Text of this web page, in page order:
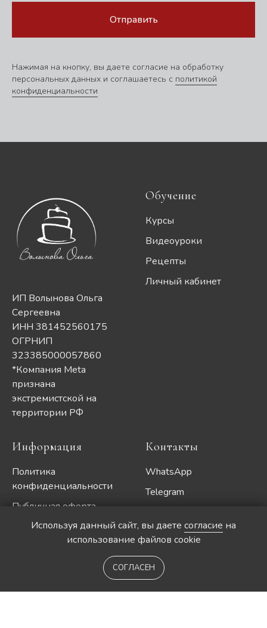
Используя данный сайт, вы даете согласие на
использование файлов cookie
СОГЛАСЕН
Отправить
Нажимая на кнопку, вы даете согласие на обработку
персональных данных и соглашаетесь c политикой
конфиденциальности
ИП Волынова Ольга
Сергеевна
ИНН 381452560175
ОГРНИП
323385000057860
*Компания Meta
признана
экстремистской на
территории РФ
Обучение
Курсы
Видеоуроки
Рецепты
Личный кабинет
Информация
Политика
конфиденциальности
Публичная оферта
Согласие на рассылку
Согласие на обработку
Контакты
WhatsApp
Telegram
info@volynova-cake.ru
Используя данный сайт, вы даете согласие на
использование файлов cookie
СОГЛАСЕН